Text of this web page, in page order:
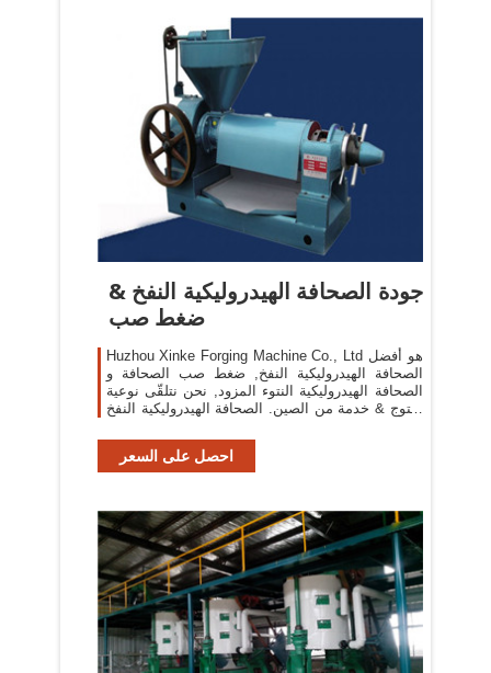
جودة الصحافة الهيدروليكية النفخ &
ضغط صب
Huzhou Xinke Forging Machine Co., Ltd هو أفضل
الصحافة الهيدروليكية النفخ, ضغط صب الصحافة و
الصحافة الهيدروليكية النتوء المزود, نحن نتلقّى نوعية
منتوج & خدمة من الصين. الصحافة الهيدروليكية النفخ
احصل على السعر